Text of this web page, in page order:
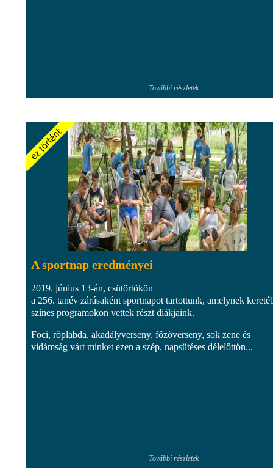
További részletek
A sportnap eredményei
2019. június 13-án, csütörtökön
a 256. tanév zárásaként sportnapot tartottunk, amelynek
színes programokon vettek részt diákjaink.
Foci, röplabda, akadályverseny, főzőverseny, sok zene és
vidámság várt minket ezen a szép, napsütéses délelőttön...
További részletek